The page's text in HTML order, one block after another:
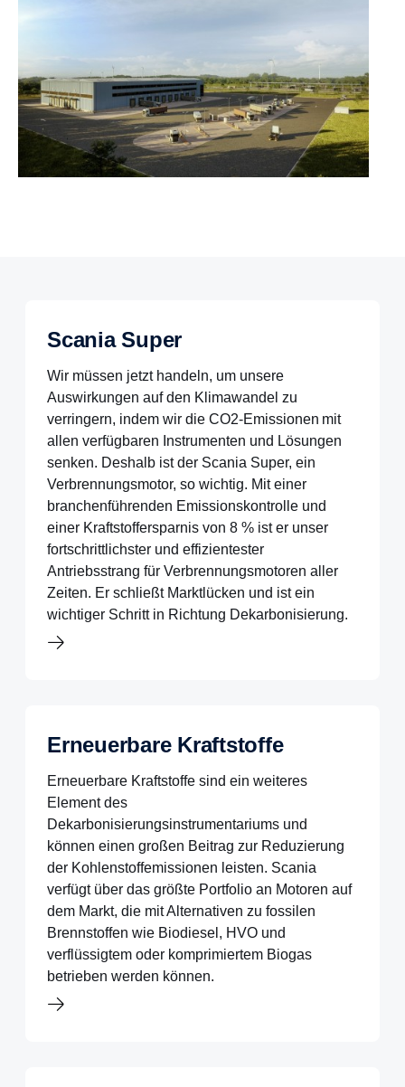
Scania Super
Wir müssen jetzt handeln, um unsere
Auswirkungen auf den Klimawandel zu
verringern, indem wir die CO2-Emissionen mit
allen verfügbaren Instrumenten und Lösungen
senken. Deshalb ist der Scania Super, ein
Verbrennungsmotor, so wichtig. Mit einer
branchenführenden Emissionskontrolle und
einer Kraftstoffersparnis von 8 % ist er unser
fortschrittlichster und effizientester
Antriebsstrang für Verbrennungsmotoren aller
Zeiten. Er schließt Marktlücken und ist ein
wichtiger Schritt in Richtung Dekarbonisierung.
Erneuerbare Kraftstoffe
Erneuerbare Kraftstoffe sind ein weiteres
Element des
Dekarbonisierungsinstrumentariums und
können einen großen Beitrag zur Reduzierung
der Kohlenstoffemissionen leisten. Scania
verfügt über das größte Portfolio an Motoren auf
dem Markt, die mit Alternativen zu fossilen
Brennstoffen wie Biodiesel, HVO und
verflüssigtem oder komprimiertem Biogas
betrieben werden können.